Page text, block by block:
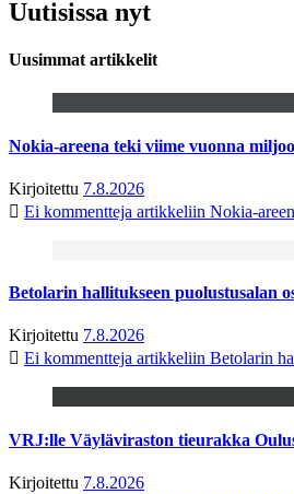
Uutisissa nyt
Uusimmat artikkelit
Nokia-areena teki viime vuonna
Kirjoitettu 7.8.2026
Ei kommentteja artikkeliin Nokia-
Betolarin hallitukseen puolustusalan
Kirjoitettu 7.8.2026
Ei kommentteja artikkeliin Betolarin
VRJ:lle Väyläviraston tieurakka
Kirjoitettu 7.8.2026